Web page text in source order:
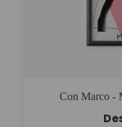
Con Marco -